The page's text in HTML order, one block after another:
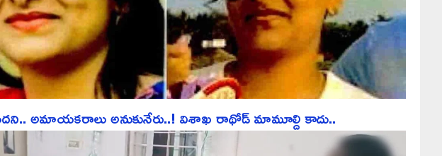
అమాయకరాలు అనుకునేరు..! విశాఖ రాథోడ్ మామూల్ది కాదు..